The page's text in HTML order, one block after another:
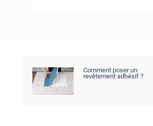
Comment poser un
revêtement adhésif ?